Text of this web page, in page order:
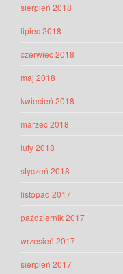
sierpień 2018
lipiec 2018
czerwiec 2018
maj 2018
kwiecień 2018
marzec 2018
luty 2018
styczeń 2018
listopad 2017
październik 2017
wrzesień 2017
sierpień 2017